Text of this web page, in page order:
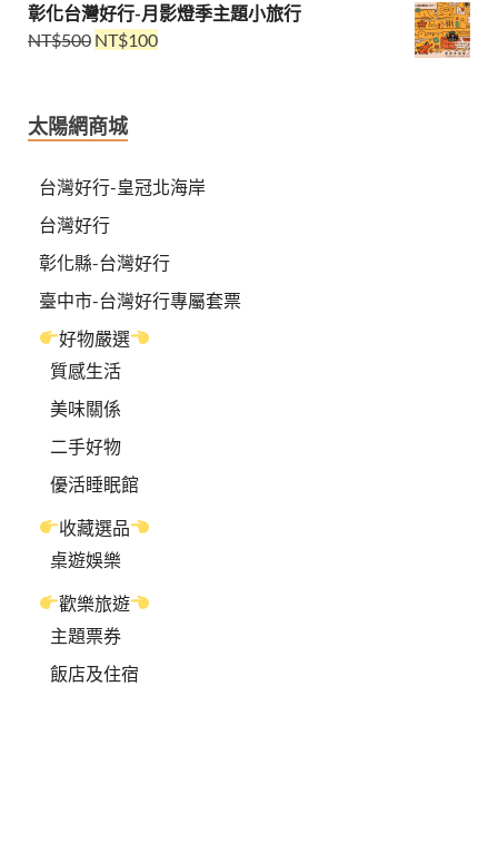
彰化台灣好行-月影燈季主題小旅行
NT$500 NT$100
太陽網商城
台灣好行-皇冠北海岸
台灣好行
彰化縣-台灣好行
臺中市-台灣好行專屬套票
好物嚴選
質感生活
美味關係
二手好物
優活睡眠館
收藏選品
桌遊娛樂
歡樂旅遊
主題票券
飯店及住宿